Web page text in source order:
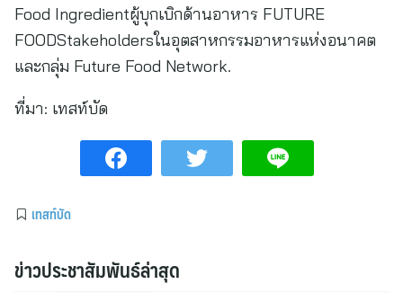
Food Ingredientผู้บุกเบิกด้านอาหาร FUTURE
FOODStakeholdersในอุตสาหกรรมอาหารแห่งอนาคต
และกลุ่ม Future Food Network.
ที่มา: เทสท์บัด
เทสท์บัด
ข่าวประชาสัมพันธ์ล่าสุด